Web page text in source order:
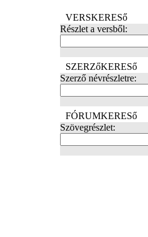
VERSKERESő
Részlet a versből:
SZERZőKERESő
Szerző névrészletre:
FÓRUMKERESő
Szövegrészlet: